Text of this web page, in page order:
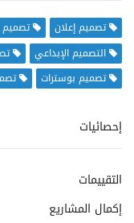
تصميم إعلان تصميم
التصميم الإبداعي
تصميم بوسترات
إحصائيات
التقييمات
إكمال المشاريع